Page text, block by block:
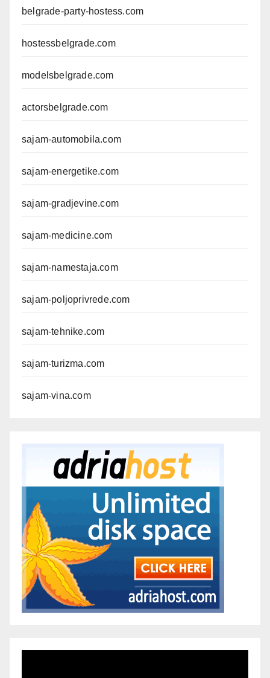
belgrade-party-hostess.com
hostessbelgrade.com
modelsbelgrade.com
actorsbelgrade.com
sajam-automobila.com
sajam-energetike.com
sajam-gradjevine.com
sajam-medicine.com
sajam-namestaja.com
sajam-poljoprivrede.com
sajam-tehnike.com
sajam-turizma.com
sajam-vina.com